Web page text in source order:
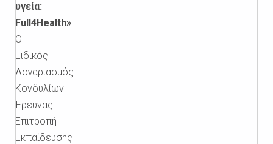
υγεία:
Full4Health»
Ο
Ειδικός
Λογαριασμός
Κονδυλίων
Έρευνας-
Επιτροπή
Εκπαίδευσης